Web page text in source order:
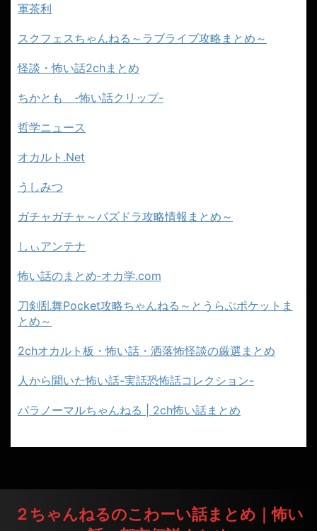
軍茶利
スクフェスちゃんねる～ラブライブ攻略まとめ～
怪談・怖い話2chまとめ
ちかとも -怖い話クリップ-
哲学ニュース
オカルト.Net
うしみつ
ガチャガチャ～パズドラ攻略情報まとめ～
しぃアンテナ
怖い話のまとめ‐オカ学.com
刀剣乱舞Pocket攻略ちゃんねる～とうらぶポケットま
とめ～
2chオカルト板・怖い話・洒落怖怪談の厳選まとめ
人から聞いた怖い話-実話恐怖話コレクション-
パラノーマルちゃんねる | 2ch怖い話まとめ
２ちゃんねるのこわーい話まとめ｜怖い